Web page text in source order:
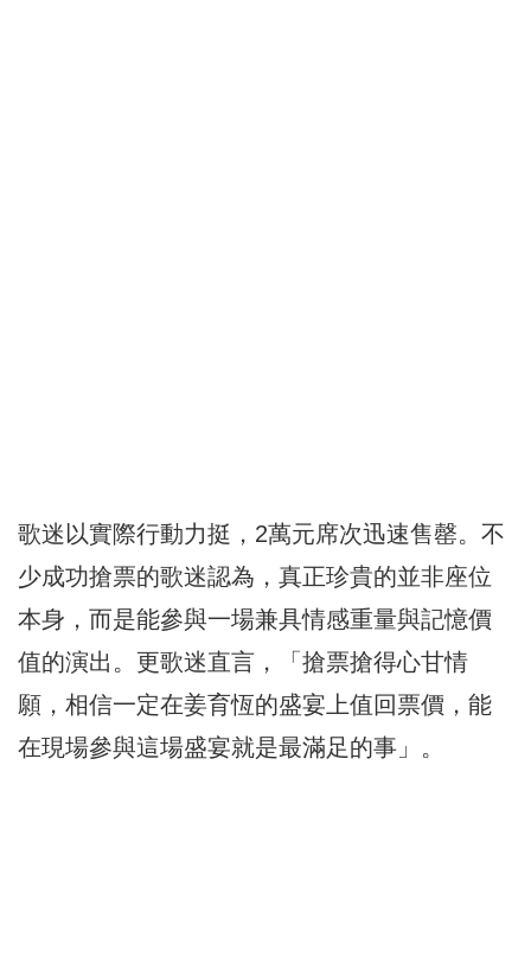
歌迷以實際行動力挺，2萬元席次迅速售罄。不
少成功搶票的歌迷認為，真正珍貴的並非座位
本身，而是能參與一場兼具情感重量與記憶價
值的演出。更歌迷直言，「搶票搶得心甘情
願，相信一定在姜育恆的盛宴上值回票價，能
在現場參與這場盛宴就是最滿足的事」。